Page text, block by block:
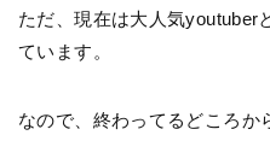
ただ、現在は大人気youtuber
ています。
なので、終わってるどころか